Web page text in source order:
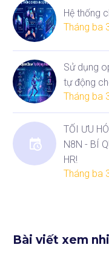
Hệ thống
Tháng ba
Sử dụng
tự động
Tháng ba
TỐI ƯU
N8N - BÍ
HR!
Tháng ba
Bài viết xem